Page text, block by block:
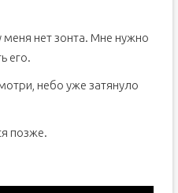
меня нет зонта. Мне нужно
его.
небо уже затянуло
позже.